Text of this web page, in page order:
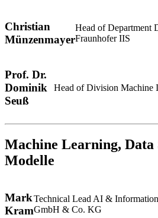
Christian
Münzenmayer
Head of Department
Fraunhofer IIS
Prof. Dr.
Dominik
Seuß
Head of Division Machine
Machine Learning,
Modelle
Mark
Kram
Technical Lead AI &
GmbH & Co. KG